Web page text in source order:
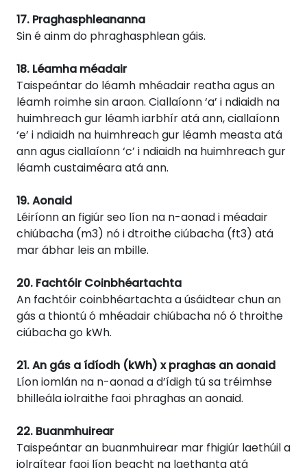
17. Praghasphleananna
Sin é ainm do phraghasphlean gáis.
18. Léamha méadair
Taispeántar do léamh mhéadair reatha agus an
léamh roimhe sin araon. Ciallaíonn ‘a’ i ndiaidh na
huimhreach gur léamh iarbhír atá ann, ciallaíonn
‘e’ i ndiaidh na huimhreach gur léamh measta atá
ann agus ciallaíonn ‘c’ i ndiaidh na huimhreach gur
léamh custaiméara atá ann.
19. Aonaid
Léiríonn an figiúr seo líon na n-aonad i méadair
chiúbacha (m3) nó i dtroithe ciúbacha (ft3) atá
mar ábhar leis an mbille.
20. Fachtóir Coinbhéartachta
An fachtóir coinbhéartachta a úsáidtear chun an
gás a thiontú ó mhéadair chiúbacha nó ó throithe
ciúbacha go kWh.
21. An gás a ídíodh (kWh) x praghas an aonaid
Líon iomlán na n-aonad a d’ídigh tú sa tréimhse
bhilleála iolraithe faoi phraghas an aonaid.
22. Buanmhuirear
Taispeántar an buanmhuirear mar fhigiúr laethúil a
iolraítear faoi líon beacht na laethanta atá